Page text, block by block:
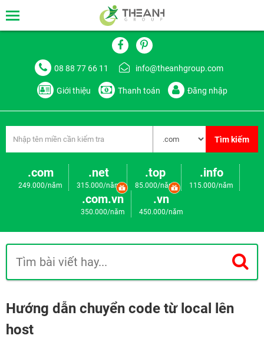
08 88 77 66 11 info@theanhgroup.com
Giới thiệu Thanh toán Đăng nhập
Tìm kiếm
.com
249.000/năm
.net
315.000/năm
.top
85.000/năm
.info
115.000/năm
.com.vn
350.000/năm
.vn
450.000/năm
Hướng dẫn chuyển code từ local lên
host